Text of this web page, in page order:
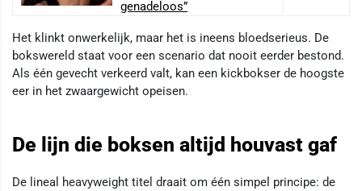
genadeloos”
Het klinkt onwerkelijk, maar het is ineens bloedserieus. De
bokswereld staat voor een scenario dat nooit eerder bestond.
Als één gevecht verkeerd valt, kan een kickbokser de hoogste
eer in het zwaargewicht opeisen.
De lijn die boksen altijd houvast gaf
De lineal heavyweight titel draait om één simpel principe: de